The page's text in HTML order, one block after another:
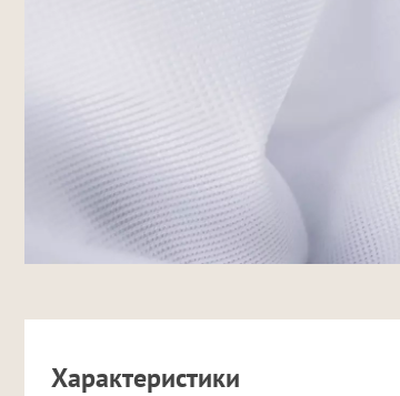
Характеристики